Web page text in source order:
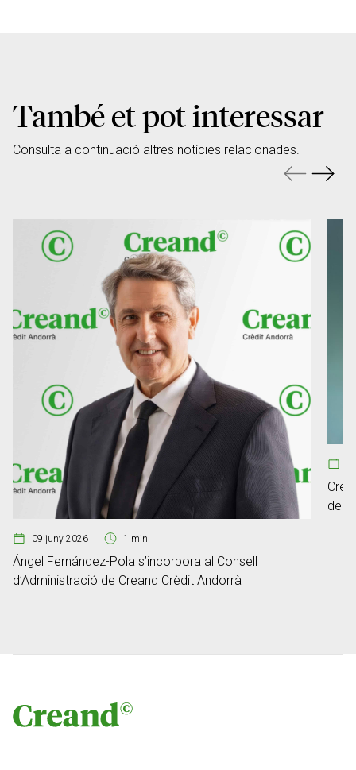
També et pot interessar
Consulta a continuació altres notícies relacionades.
09 juny 2026 1 min
Ángel Fernández-Pola s’incorpora al Consell
d’Administració de Creand Crèdit Andorrà
de